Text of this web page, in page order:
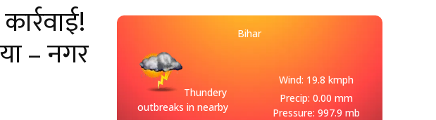
– नगर Bihar
Thundery
outbreaks in nearby
Wind: 19.8 kmph
Precip: 0.00 mm
Pressure: 997.9 mb